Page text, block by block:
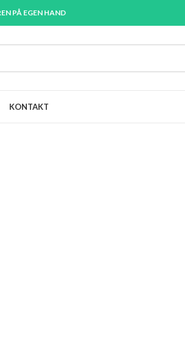
PÅ EGEN HAND
KONTAKT